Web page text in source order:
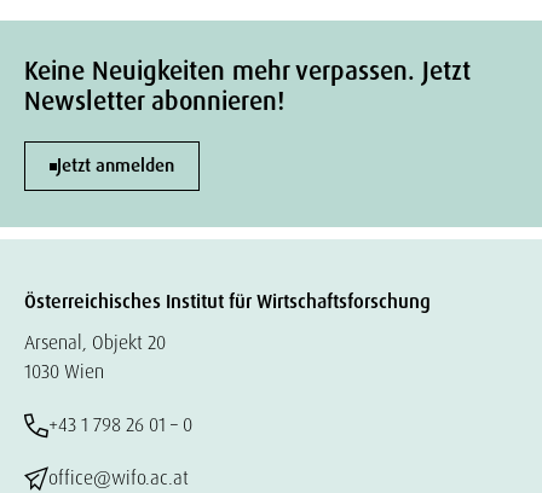
Keine Neuigkeiten mehr verpassen. Jetzt
Newsletter abonnieren!
Jetzt anmelden
Österreichisches Institut für Wirtschaftsforschung
Arsenal, Objekt 20
1030 Wien
+43 1 798 26 01 – 0
office@wifo.ac.at